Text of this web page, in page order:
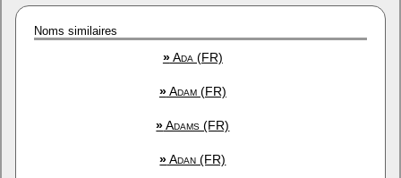
Noms similaires
»Ada (FR)
»Adam (FR)
»Adams (FR)
»Adan (FR)